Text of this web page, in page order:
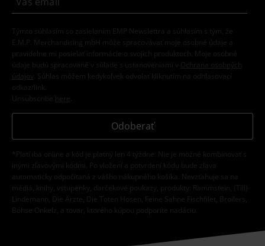
Týmto súhlasím so zasielaním EMP Newslettra a súhlasím s tým, že
E.M.P. Merchandising mbH môže spracovávať moje osobné údaje a
pravidelne mi posielať informácie o svojich produktoch. Moje osobné
údaje budú spracované v súlade s ustanoveniami v
Ochrana osobných
údajov
. Súhlas môžem kedykoľvek odvolať kliknutím na odhlasovací
odkaz/link.
Unsubscribe here
Odoberať
*Platí iba online a kód je platný len 4 týždne. Nie je možné kombinovať s
inými zľavovými kódmi. Po vložení a potvrdení kódu bude zľava
automaticky odpočítaná z vášho nákupného košíka. Nevzťahuje sa na
médiá, knihy, vstupenky, darčekové poukazy, produkty: Rammstein, (Till)
Lindemann, Die Ärzte, Die Toten Hosen, Feine Sahne Fischfilet, Broilers,
Böhse Onkelz, a tovar, ktorého kúpou podporíte nadáciu.